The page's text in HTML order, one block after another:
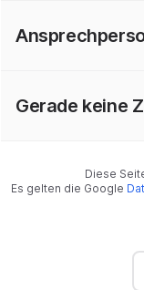
Gerade keine
Diese
Es gelten die Google